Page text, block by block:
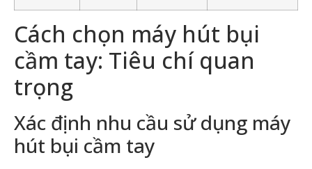
Cách chọn máy hút bụi
cầm tay: Tiêu chí quan
trọng
Xác định nhu cầu sử dụng máy
hút bụi cầm tay